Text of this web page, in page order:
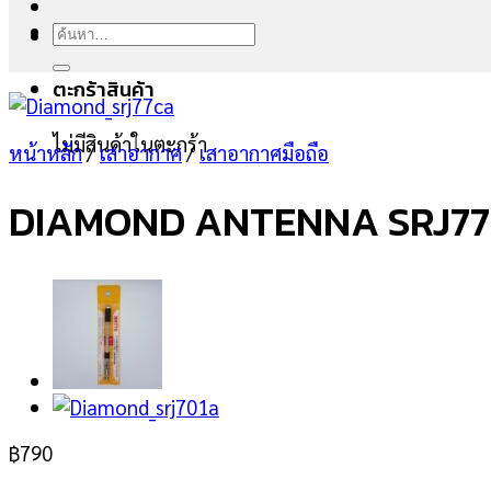
ตะกร้าสินค้า
ไม่มีสินค้าในตะกร้า
ค้นหา:
หน้าหลัก/เสาอากาศ /เสาอากาศมือถือ
DIAMOND ANTENNA
฿790